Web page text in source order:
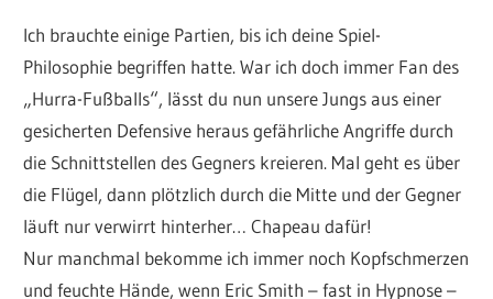
Ich brauchte einige Partien, bis ich deine Spiel-
Philosophie begriffen hatte. War ich doch immer Fan des
„Hurra-Fußballs“, lässt du nun unsere Jungs aus einer
gesicherten Defensive heraus gefährliche Angriffe durch
die Schnittstellen des Gegners kreieren. Mal geht es über
die Flügel, dann plötzlich durch die Mitte und der Gegner
läuft nur verwirrt hinterher… Chapeau dafür!
Nur manchmal bekomme ich immer noch Kopfschmerzen
und feuchte Hände, wenn Eric Smith – fast in Hypnose –